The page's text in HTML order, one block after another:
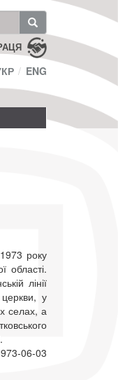
ENG
року
області.
лінії
у
селах, а
06-03